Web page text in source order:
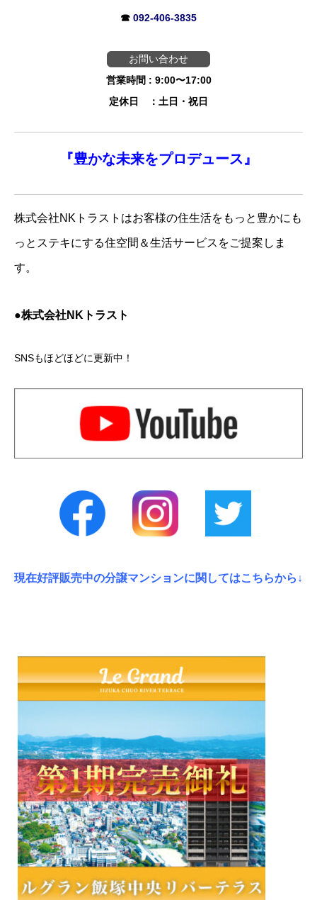
☎ 092-406-3835
お問い合わせ
営業時間 : 9:00〜17:00
定休日 ：土日・祝日
『豊かな未来をプロデュース』
株式会社NKトラストはお客様の住生活をもっと豊かにも
っとステキにする住空間＆生活サービスをご提案しま
す。
●株式会社NKトラスト
SNSもほどほどに更新中！
現在好評販売中の分譲マンションに関してはこちらから↓